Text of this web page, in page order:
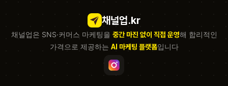
채널업.kr
채널업은 SNS·커머스 마케팅을 중간 마진 없이 직접 운영해 합리적인
가격으로 제공하는 AI 마케팅 플랫폼입니다